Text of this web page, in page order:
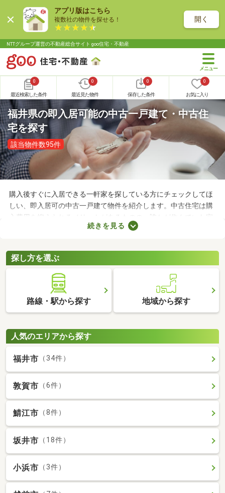
アプリ版はこちら
複数社の物件を探せる！ 開く
NTTグループ運営の不動産総合サイト goo住宅・不動産
0
最近検索した条件
0
最近見た物件
0
保存した条件
0
お気に入り
福井県の即入居可能の中古一戸建て・中古住
宅を探す
該当物件数95件
購入後すぐに入居できる一軒家を探している方にチェックしてほ
しい、即入居可の中古一戸建て物件を紹介します。中古住宅は購
入費用を抑えられるメリットがあるものの、誰かが住んでいた家
なのでクリーニングが必須。即入居可の物件はクリーニング済み
ならない方は、即入居可の物件から気になる家を見つけてくださ
いね。
続きを見る
探し方を選ぶ
路線・駅から探す 地域から探す
人気のエリアから探す
福井市 （34件）
敦賀市 （6件）
鯖江市 （8件）
坂井市 （18件）
小浜市 （3件）